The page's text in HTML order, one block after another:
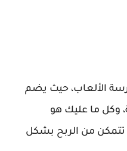
الألعاب، حيث يضم
وكل ما عليك هو
من الربح بشكل